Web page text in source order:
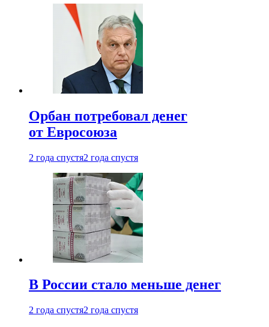
Орбан потребовал денег
от Евросоюза
2 года спустя2 года спустя
В России стало меньше денег
2 года спустя2 года спустя